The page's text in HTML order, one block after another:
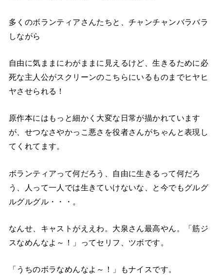
多くのボランティアさんたちと、チャンチャンバラバラ
しながら
自由に気ままにわがままに見えるけど、生きるために必
死な主人公がスクリーンのこちらにいるものまでヒヤヒ
ヤさせられる！
原作本にはもっと細かく大変な日常が描かれています
が、せつなさやかっこ悪さを役者さんがちゃんと表現し
てくれてます。
ボランティアって何だろう、自由に生きるって何だろ
う、人って一人では生きていけないな、と今でもグルグ
ルグルグル・・・。
なんせ、キャストがええわ。大泉さん最高やん。「筋ジ
スなめんなよ～！」ってセリフ、ツボです。
「うちのボラなめんなよ～！」もナイスです。